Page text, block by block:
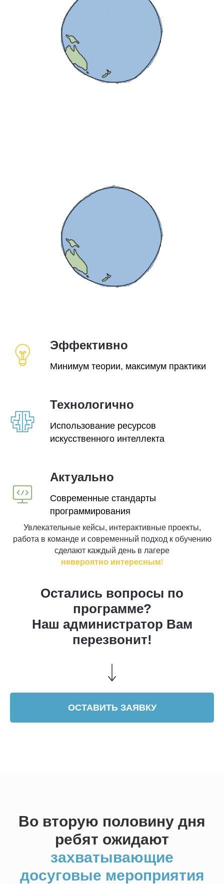
Эффективно
Минимум теории, максимум практики
Технологично
Использование ресурсов
искусственного интеллекта
Актуально
Современные стандарты
программирования
Увлекательные кейсы, интерактивные проекты,
работа в команде и современный подход к обучению
сделают каждый день в лагере
невероятно интересным!
Остались вопросы по
программе?
Наш администратор Вам
перезвонит!
ОСТАВИТЬ ЗАЯВКУ
Во вторую половину дня
ребят ожидают
захватывающие
досуговые мероприятия